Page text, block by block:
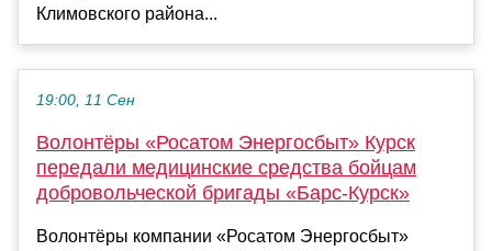
Климовского района...
19:00, 11 Сен
Волонтёры «Росатом Энергосбыт» Курск
передали медицинские средства бойцам
добровольческой бригады «Барс-Курск»
Волонтёры компании «Росатом Энергосбыт»